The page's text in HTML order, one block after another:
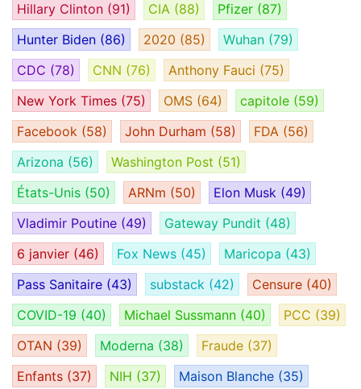
Hillary Clinton (91) CIA (88) Pfizer (87)
Hunter Biden (86) 2020 (85) Wuhan (79)
CDC (78) CNN (76) Anthony Fauci (75)
New York Times (75) OMS (64) capitole (59)
Facebook (58) John Durham (58) FDA (56)
Arizona (56) Washington Post (51)
États-Unis (50) ARNm (50) Elon Musk (49)
Vladimir Poutine (49) Gateway Pundit (48)
6 janvier (46) Fox News (45) Maricopa (43)
Pass Sanitaire (43) substack (42) Censure (40)
COVID-19 (40) Michael Sussmann (40) PCC (39)
OTAN (39) Moderna (38) Fraude (37)
Enfants (37) NIH (37) Maison Blanche (35)